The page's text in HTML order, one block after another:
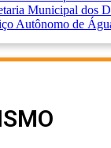
Municipal dos
Autônomo de